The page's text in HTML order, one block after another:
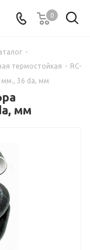
0
-
термостойкая - RC-
мм., 36 da, мм
мм